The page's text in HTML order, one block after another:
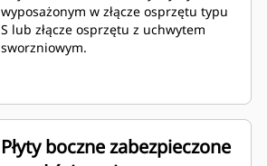
wyposażonym w złącze osprzętu typu
S lub złącze osprzętu z uchwytem
sworzniowym.
Płyty boczne zabezpieczone